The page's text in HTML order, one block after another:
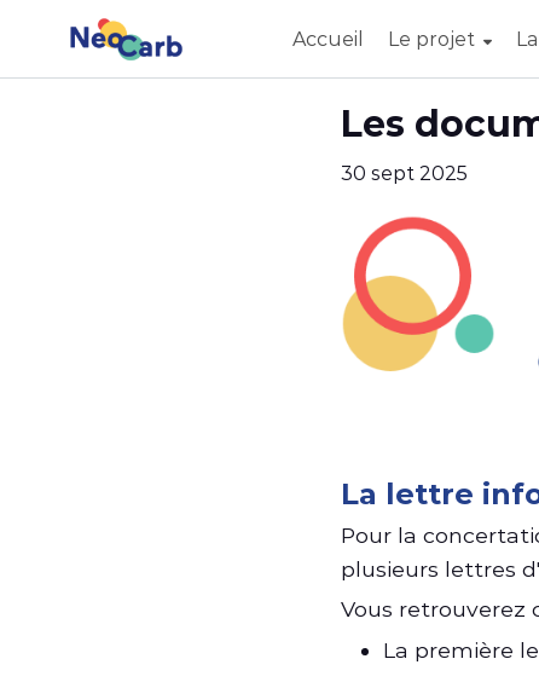
Accueil Le projet
Les
30 sept 2025
La lettre
Pour la
plusieurs lettres
Vous retrouverez
La première